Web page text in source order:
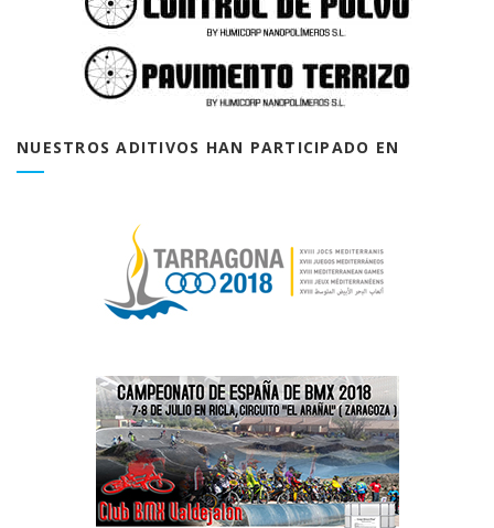
NUESTROS ADITIVOS HAN PARTICIPADO EN